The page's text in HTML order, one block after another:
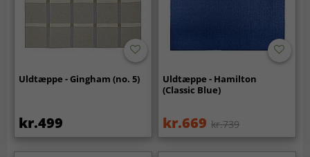
Uldtæppe - Gingham (no. 5)
kr.499
Uldtæppe - Hamilton
(Classic Blue)
kr.669 kr.739